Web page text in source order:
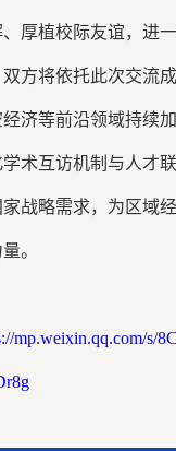
厚植校际友谊，进
方将依托此次交流
济等前沿领域持续
术互访机制与人才
战略需求，为区域
。
mp.weixin.qq.com/s/